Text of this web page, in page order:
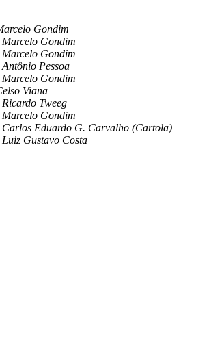
Gondim
Marcelo Gondim
Marcelo Gondim
Antônio Pessoa
Marcelo Gondim
Viana
Ricardo Tweeg
Marcelo Gondim
Carlos Eduardo G. Carvalho (Cartola)
Luiz Gustavo Costa